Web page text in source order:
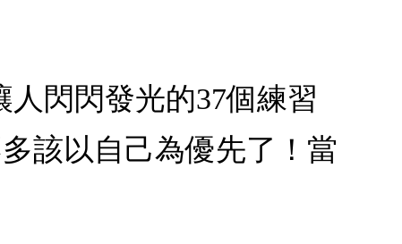
閃閃發光的37個練習
該以自己為優先了！當